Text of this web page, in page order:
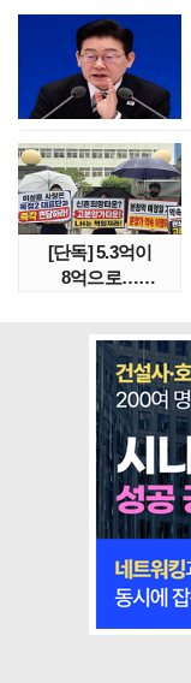
[단독] 5.3억이
8억으로…